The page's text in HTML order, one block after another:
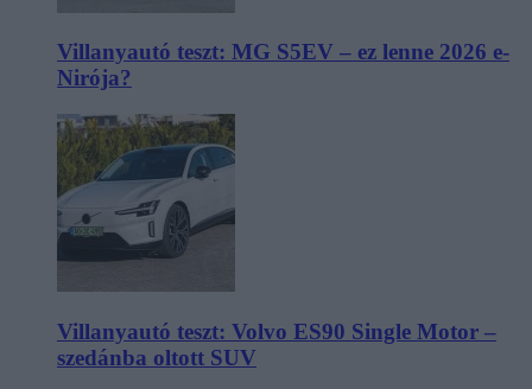
Villanyautó teszt: MG S5EV – ez lenne 2026 e-
Nirója?
Villanyautó teszt: Volvo ES90 Single Motor –
szedánba oltott SUV